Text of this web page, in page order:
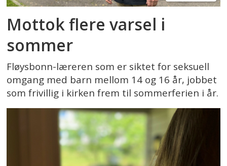
Mottok flere varsel i
sommer
Fløysbonn-læreren som er siktet for seksuell
omgang med barn mellom 14 og 16 år, jobbet
som frivillig i kirken frem til sommerferien i år.